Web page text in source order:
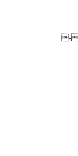
-